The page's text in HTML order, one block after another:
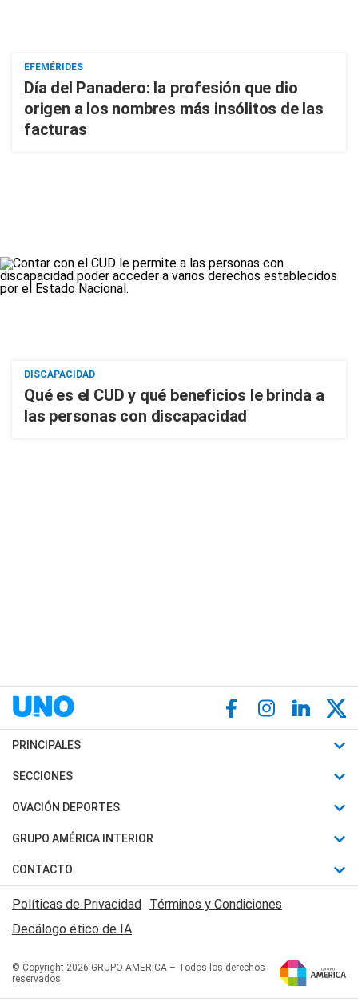
EFEMÉRIDES
Día del Panadero: la profesión que dio
origen a los nombres más insólitos de las
facturas
DISCAPACIDAD
Qué es el CUD y qué beneficios le brinda a
las personas con discapacidad
PRINCIPALES
Últimas Noticias
Política
Judiciales
Economia
SECCIONES
Horóscopo
Motores
Trucos caseros
Series y Películas
Edictos y Solicitadas
OVACIÓN DEPORTES
Fútbol
Mundial
Automovilismo
Rugby
Básquet
GRUPO AMÉRICA INTERIOR
Canal 7 en Vivo
San Juan 8
CONTACTO
Acerca de Nosotros
Contactanos
Políticas de Privacidad Términos y Condiciones
Decálogo ético de IA
© Copyright 2026 GRUPO AMERICA – Todos los derechos
reservados